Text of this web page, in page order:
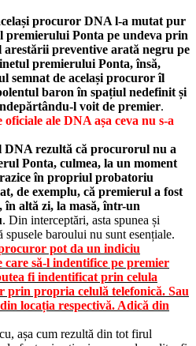
procuror DNA l-a mutat pur
premierului Ponta pe undeva prin
preventive arată negru pe
premierului Ponta, însă,
semnat de același procuror îl
baron în spațiul nedefinit și
l voit de premier.
oficiale ale DNA așa ceva nu s-a
rezultă că procurorul nu a
Ponta, culmea, la un moment
în propriul probatoriu
de exemplu, că premierul a fost
altă zi, la masă, într-un
. Din interceptări, asta spunea și
baroului nu sunt esențiale.
pot da un indiciu
care să-l indentifice pe premier
fi indentificat prin celula
prin propria celulă telefonică. Sau
locația respectivă. Adică din
așa cum rezultă din tot firul